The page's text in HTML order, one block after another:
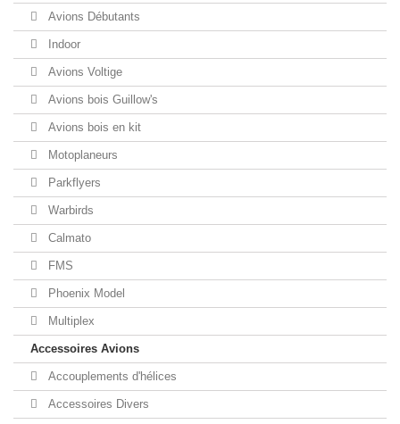
Avions Débutants
Indoor
Avions Voltige
Avions bois Guillow's
Avions bois en kit
Motoplaneurs
Parkflyers
Warbirds
Calmato
FMS
Phoenix Model
Multiplex
Accessoires Avions
Accouplements d'hélices
Accessoires Divers